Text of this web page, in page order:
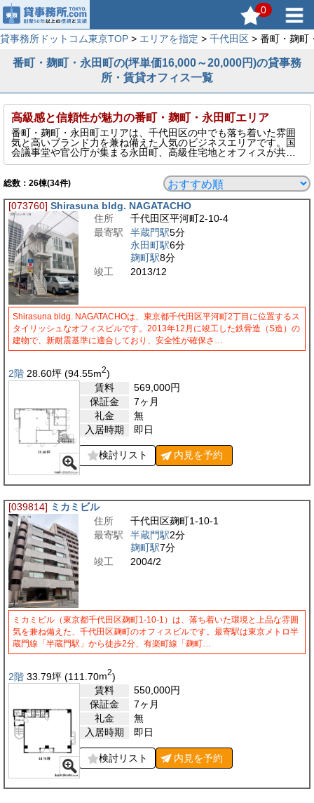
0
貸事務所ドットコム東京TOP > エリアを指定 > 千代田区 > 番町・麹町
番町・麹町・永田町の(坪単価16,000～20,000円)の貸事務
所・賃貸オフィス一覧
高級感と信頼性が魅力の番町・麹町・永田町エリア
番町・麹町・永田町エリアは、千代田区の中でも落ち着いた雰囲
気と高いブランド力を兼ね備えた人気のビジネスエリアです。国
会議事堂や官公庁が集まる永田町、高級住宅地とオフィスが共存
する麹町、文教エリアとしても知られる番町は、いずれも信頼性
線・南北線など複数路線に対応しており、都心各地への移動もス
ムーズ。士業・コンサル・教育関連企業におすすめのオフィス立
地です。
このページでは、そんな番町・麹町・永田町エリアの坪単価
16,000～20,000円の貸事務所を表示しています。
総数： 26棟(34件)
[073760] Shirasuna bldg. NAGATACHO
住所
千代田区平河町2-10-4
最寄駅
半蔵門駅5分
永田町駅6分
麹町駅8分
竣工
2013/12
Shirasuna bldg. NAGATACHOは、東京都千代田区平河町2丁目に位置するス
タイリッシュなオフィスビルです。2013年12月に竣工した鉄骨造（S造）の
建物で、新耐震基準に適合しており、安全性が確保さ…
2階 28.60坪 (94.55m2)
賃料
569,000円
保証金
7ヶ月
礼金
無
入居時期
即日
検討リスト 内見を予約
[039814] ミカミビル
住所
千代田区麹町1-10-1
最寄駅
半蔵門駅2分
麹町駅7分
竣工
2004/2
ミカミビル（東京都千代田区麹町1-10-1）は、落ち着いた環境と上品な雰囲
気を兼ね備えた、千代田区麹町のオフィスビルです。最寄駅は東京メトロ半
蔵門線「半蔵門駅」から徒歩2分、有楽町線「麹町…
2階 33.79坪 (111.70m2)
賃料
550,000円
保証金
7ヶ月
礼金
無
入居時期
即日
検討リスト 内見を予約